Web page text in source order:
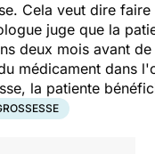
Cela veut dire
juge que la
deux mois avant
médicament dans
la patiente